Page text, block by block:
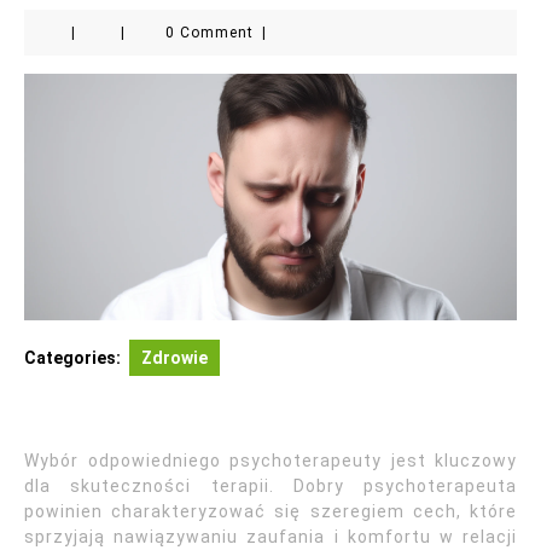
0 Comment
Categories: Zdrowie
Wybór odpowiedniego psychoterapeuty jest kluczowy
dla skuteczności terapii. Dobry psychoterapeuta
powinien charakteryzować się szeregiem cech, które
sprzyjają nawiązywaniu zaufania i komfortu w relacji